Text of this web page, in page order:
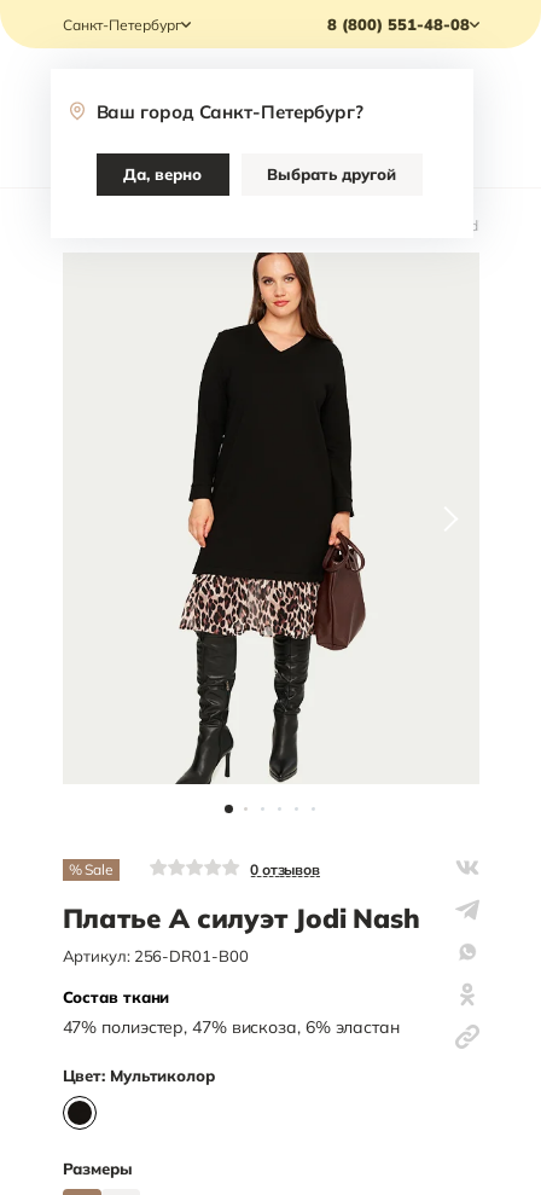
Санкт-Петербург
Ваш город Санкт-Петербург?
Да, верно Выбрать другой
8 (800) 551-48-08
Каталог
Платье А силуэт Jodi Nash
% Sale 0 отзывов
Платье А силуэт Jodi Nash
Артикул: 256-DR01-B00
Состав ткани
47% полиэстер,47% вискоза, 6% эластан
Цвет: Мультиколор
Размеры